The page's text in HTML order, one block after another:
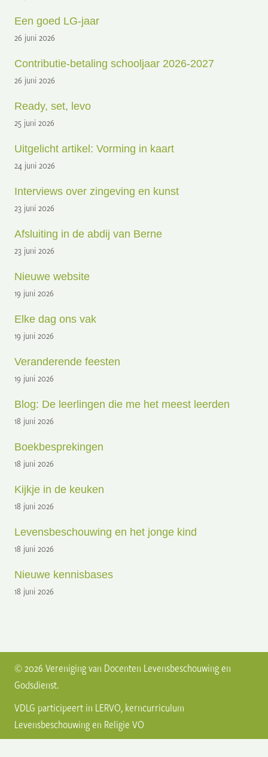
Een goed LG-jaar
26 juni 2026
Contributie-betaling schooljaar 2026-2027
26 juni 2026
Ready, set, levo
25 juni 2026
Uitgelicht artikel: Vorming in kaart
24 juni 2026
Interviews over zingeving en kunst
23 juni 2026
Afsluiting in de abdij van Berne
23 juni 2026
Nieuwe website
19 juni 2026
Elke dag ons vak
19 juni 2026
Veranderende feesten
19 juni 2026
Blog: De leerlingen die me het meest leerden
18 juni 2026
Boekbesprekingen
18 juni 2026
Kijkje in de keuken
18 juni 2026
Levensbeschouwing en het jonge kind
18 juni 2026
Nieuwe kennisbases
18 juni 2026
© 2026 Vereniging van Docenten Levensbeschouwing en
Godsdienst.
VDLG participeert in LERVO, kerncurriculum
Levensbeschouwing en Religie VO